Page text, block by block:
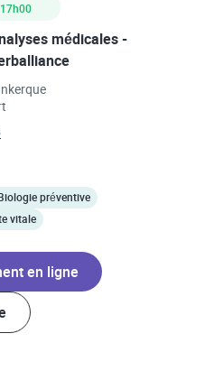
17h00
médicales -
Tab
Link Opens in New Tab
préventive
vitale
en ligne